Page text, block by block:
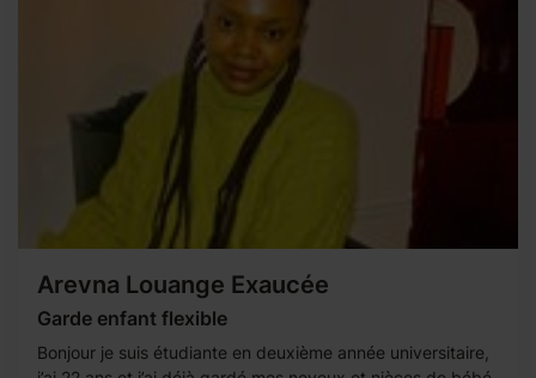
Arevna Louange Exaucée
Garde enfant flexible
Bonjour je suis étudiante en deuxième année universitaire,